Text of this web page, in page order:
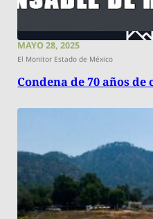
MAYO 28, 2025
El Monitor Estado de México
Condena de 70 años